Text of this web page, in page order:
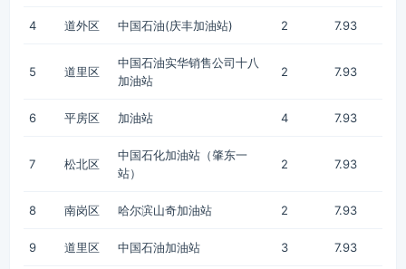
4 道外区 中国石油(庆丰加油站) 2 7.93
5 道里区
中国石油实华销售公司十八
加油站
2 7.93
6 平房区 加油站 4 7.93
7 松北区
中国石化加油站（肇东一
站）
2 7.93
8 南岗区 哈尔滨山奇加油站 2 7.93
9 道里区 中国石油加油站 3 7.93